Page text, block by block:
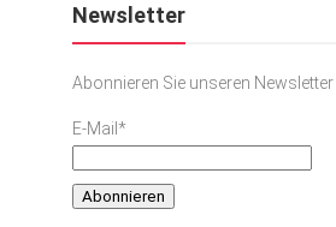
Newsletter
Abonnieren Sie unseren Newsletter
E-Mail*